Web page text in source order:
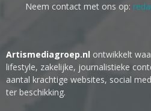
Neem contact met ons op:
Artismediagroep.nl ontwikkelt
lifestyle, zakelijke, journalistieke
aantal krachtige websites, social
ter beschikking.